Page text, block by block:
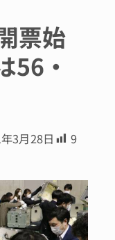
票始
56・
3月28日 9